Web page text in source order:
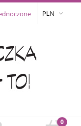
PLN